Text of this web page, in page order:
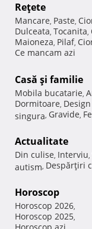
Reţete
Mancare, Paste,
Dulceata, Tocanita,
Maioneza, Pilaf,
Ce mancam azi
Casă şi familie
Mobila bucatarie,
Dormitoare,
singura, Gravide,
Actualitate
Din culise, Interviu,
autism, Despărţiri
Horoscop
Horoscop 2026,
Horoscop 2025,